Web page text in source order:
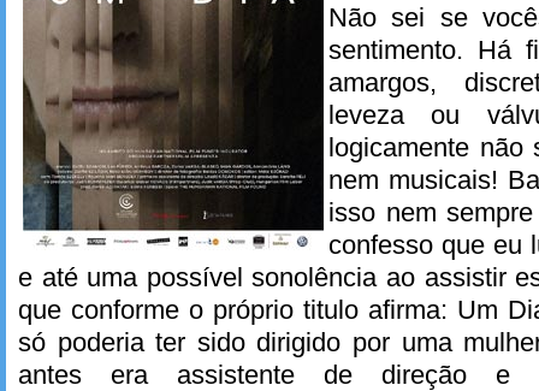
Não sei se
sentimento. Há
amargos,
leveza ou
logicamente não
nem musicais!
isso nem
confesso que eu
e até uma possível sonolência ao assistir
que conforme o próprio titulo afirma: Um
só poderia ter sido dirigido por uma
antes era assistente de direção e